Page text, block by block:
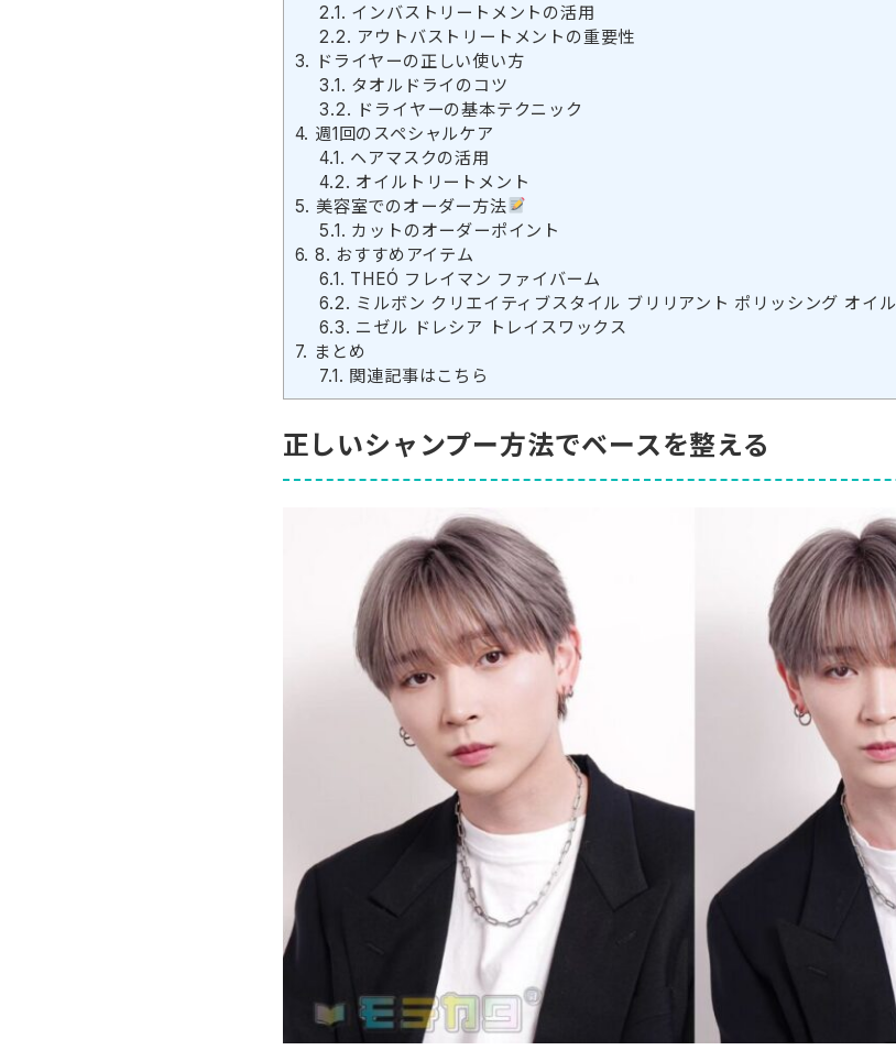
2.1. インバストリートメントの活用
2.2. アウトバストリートメントの重要性
3. ドライヤーの正しい使い方
3.1. タオルドライのコツ
3.2. ドライヤーの基本テクニック
4. 週1回のスペシャルケア
4.1. ヘアマスクの活用
4.2. オイルトリートメント
5. 美容室でのオーダー方法
5.1. カットのオーダーポイント
6. 8. おすすめアイテム
6.1. THEÓ フレイマン ファイバーム
6.2. ミルボン クリエイティブスタイル ブリリアント ポリッシング オイル
6.3. ニゼル ドレシア トレイスワックス
7. まとめ
7.1. 関連記事はこちら
正しいシャンプー方法でベースを整える